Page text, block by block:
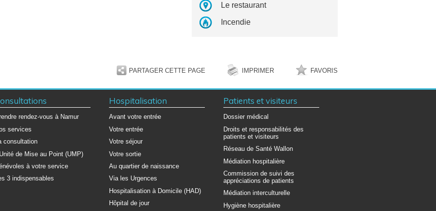
Le restaurant
Incendie
PARTAGER CETTE PAGE IMPRIMER FAVORIS
rendez-vous à Namur
services
consultation
de Mise au Point (UMP)
à votre service
3 indispensables
Hospitalisation
Avant votre entrée
Votre entrée
Votre séjour
Votre sortie
Au quartier de naissance
Via les Urgences
Hospitalisation à Domicile (HAD)
Hôpital de jour
Patients et visiteurs
Dossier médical
Droits et responsabilités des
patients et visiteurs
Réseau de Santé Wallon
Médiation hospitalière
Commission de suivi des
appréciations de patients
Médiation interculturelle
Hygiène hospitalière